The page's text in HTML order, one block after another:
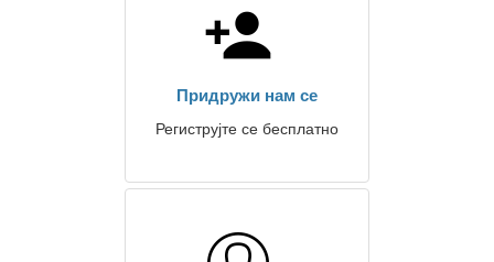
Придружи нам се
Региструјте се бесплатно